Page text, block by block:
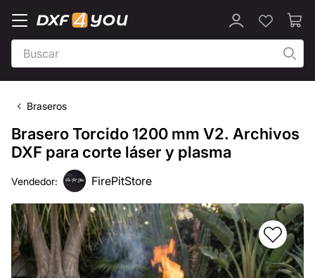
Braseros
Brasero Torcido 1200 mm V2. Archivos
DXF para corte láser y plasma
Vendedor: FirePitStore